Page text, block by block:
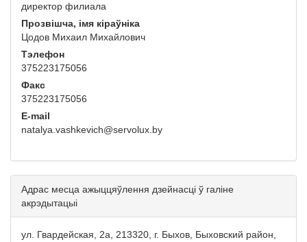
директор филиала
Прозвішча, імя кіраўніка
Цодов Михаил Михайлович
Тэлефон
375223175056
Факс
375223175056
E-mail
natalya.vashkevich@servolux.by
Адрас месца ажыццяўлення дзейнасці ў галіне
акрэдытацыі
ул. Гвардейская, 2а, 213320, г. Быхов, Быховский район,